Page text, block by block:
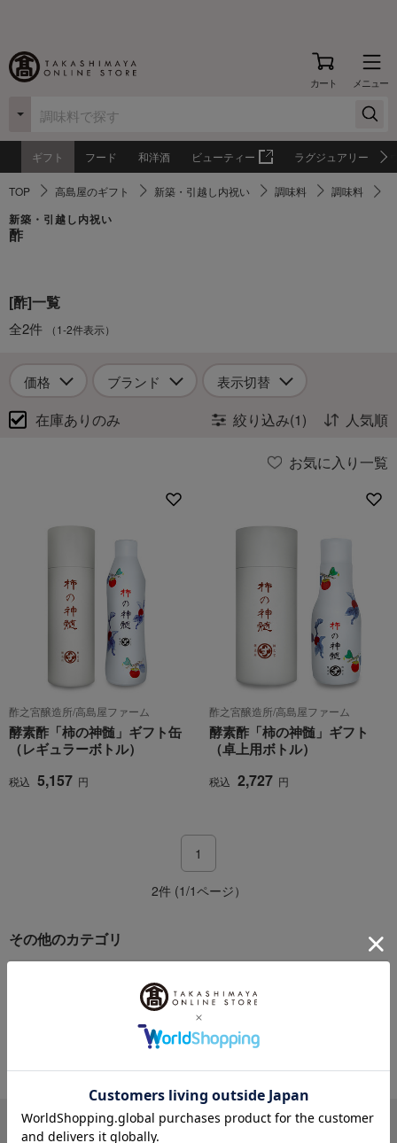
カート メニュー
ギフト フード 和洋酒 ビューティー ラグジュアリー
TOP 高島屋のギフト 新築・引越し内祝い 調味料 調味料
新築・引越し内祝い
酢
[酢]一覧
全2件 （1-2件表示）
価格 ブランド 表示切替
在庫ありのみ 絞り込み(1) 人気順
お気に入り一覧
酢之宮醸造所/高島屋ファーム
酵素酢「柿の神髄」ギフト缶
（レギュラーボトル）
税込 5,157 円
酢之宮醸造所/高島屋ファーム
酵素酢「柿の神髄」ギフト
（卓上用ボトル）
税込 2,727 円
1
2件 (1/1ページ）
その他のカテゴリ
オイル
バルサミコ酢
その他の調味料